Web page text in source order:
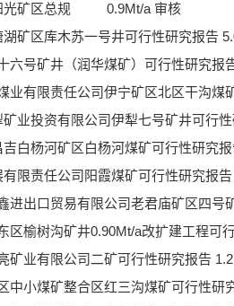
光矿区总规 0.9Mt/a 审核
矿区库木苏一号井可行性研究报告
六号矿井（润华煤矿）可行性研究报
业有限责任公司伊宁矿区北区干沟煤
矿业投资有限公司伊犁七号矿井可行
白杨河矿区白杨河煤矿可行性研究
限责任公司阳霞煤矿可行性研究报
进出口贸易有限公司老君庙矿区四
区榆树沟矿井0.90Mt/a改扩建工程可
矿业有限公司二矿可行性研究报告
中小煤矿整合区红三沟煤矿可行性研